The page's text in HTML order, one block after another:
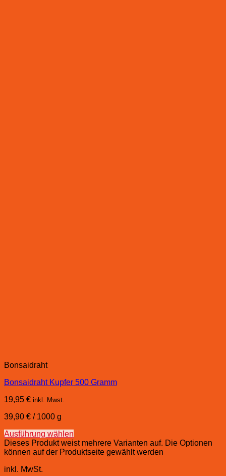
Bonsaidraht
Bonsaidraht Kupfer 500 Gramm
19,95 € inkl. Mwst.
39,90 € / 1000 g
Ausführung wählen
Dieses Produkt weist mehrere Varianten auf. Die Optionen
können auf der Produktseite gewählt werden
inkl. MwSt.